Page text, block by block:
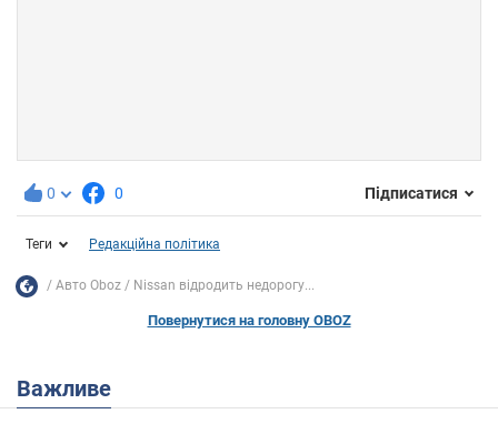
0 0 Підписатися
Теги Редакційна політика
Авто Oboz Nissan відродить недорогу...
Повернутися на головну OBOZ
Важливе